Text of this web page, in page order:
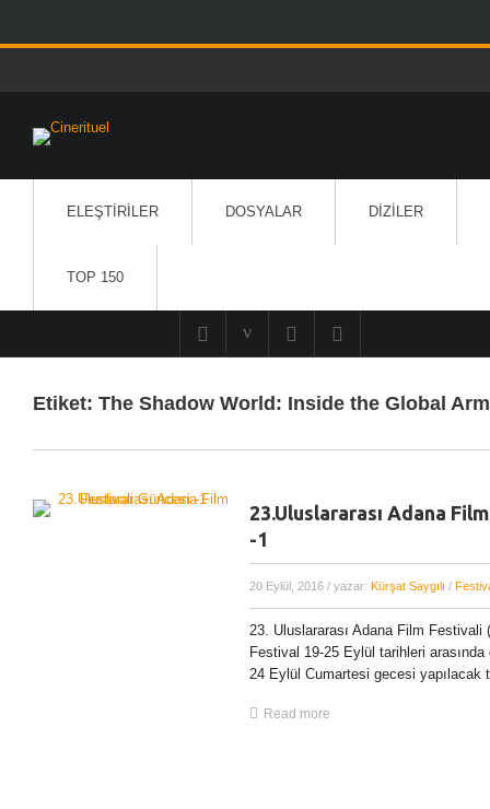
ELEŞTIRILER DOSYALAR DIZILER
TOP 150
Etiket: The Shadow World: Inside the Global
23.Uluslararası Adana
-1
20 Eylül, 2016 / yazar: Kürşat Saygılı /
23. Uluslararası Adana Film Festivali
Festival 19-25 Eylül tarihleri
24 Eylül Cumartesi gecesi yapılacak
Read more